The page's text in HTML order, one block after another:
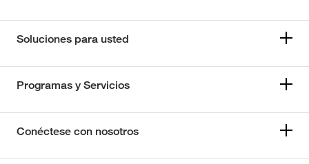
Soluciones para usted
Programas y Servicios
Conéctese con nosotros